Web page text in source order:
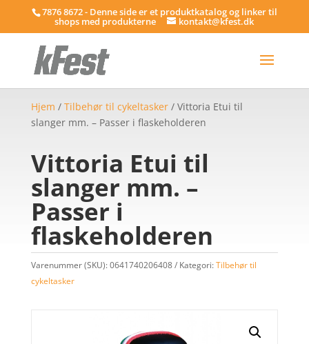
7876 8672 - Denne side er et produktkatalog og linker til
shops med produkterne kontakt@kfest.dk
Hjem / Tilbehør til cykeltasker/ Vittoria Etui til
slanger mm. – Passer i flaskeholderen
Vittoria Etui til
slanger mm. –
Passer i
flaskeholderen
Varenummer (SKU):0641740206408 Kategori:Tilbehør til
cykeltasker